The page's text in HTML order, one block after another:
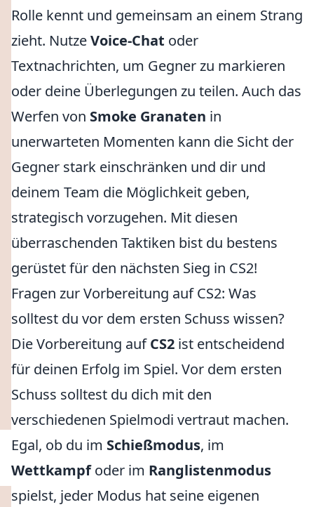
Rolle kennt und gemeinsam an einem Strang
zieht. NutzeVoice-Chat oder
Textnachrichten, um Gegner zu markieren
oder deine Überlegungen zu teilen. Auch das
Werfen von Smoke Granaten in
unerwarteten Momenten kann die Sicht der
Gegner stark einschränken und dir und
deinem Team die Möglichkeit geben,
strategisch vorzugehen. Mit diesen
überraschenden Taktiken bist du bestens
gerüstet für den nächsten Sieg in CS2!
Fragen zur Vorbereitung auf CS2: Was
solltest du vor dem ersten Schuss wissen?
Die Vorbereitung aufCS2 ist entscheidend
für deinen Erfolg im Spiel. Vor dem ersten
Schuss solltest du dich mit den
verschiedenen Spielmodi vertraut machen.
Egal, ob du im Schießmodus, im
Wettkampfoder im Ranglistenmodus
spielst, jeder Modus hat seine eigenen